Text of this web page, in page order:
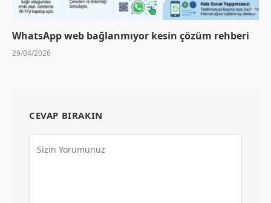
WhatsApp web bağlanmıyor kesin çözüm rehberi
29/04/2026
CEVAP BIRAKIN